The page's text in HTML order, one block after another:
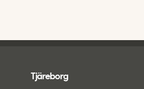
Tjäreborg